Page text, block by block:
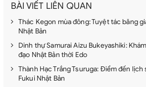
BÀI VIẾT LIÊN QUAN
Thác Kegon mùa đông: Tuyệt tác băng
Nhật Bản
Dinh thự Samurai Aizu Bukeyashiki:
đạo Nhật Bản thời Edo
Thành Hạc Trắng Tsuruga: Điểm đến
Fukui Nhật Bản